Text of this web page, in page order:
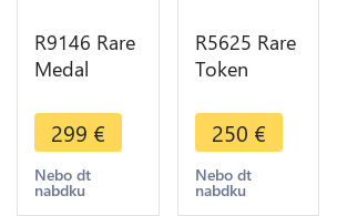
R9146 Rare
Medal
Louis XIV
Siege of
Maastrich
1676
299 €
Nebo dt
nabdku
R5625 Rare
Token
Almagat
Aegaen
Godt Modt
Ons Gaeven
250 €
Nebo dt
nabdku